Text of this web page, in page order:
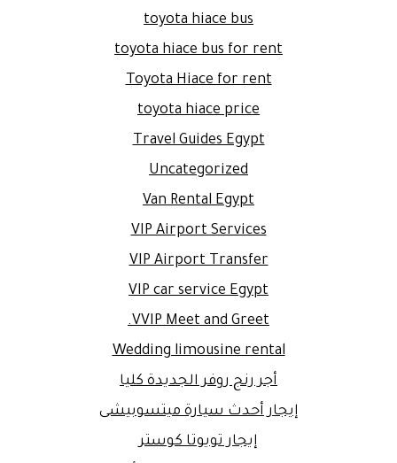
toyota hiace bus
toyota hiace bus for rent
Toyota Hiace for rent
toyota hiace price
Travel Guides Egypt
Uncategorized
Van Rental Egypt
VIP Airport Services
VIP Airport Transfer
VIP car service Egypt
VVIP Meet and Greet.
Wedding limousine rental
أجر رنج روفر الجديدة كليا
إيجار أحدث سيارة ميتسوبيشى
إيجار تويوتا كوستر